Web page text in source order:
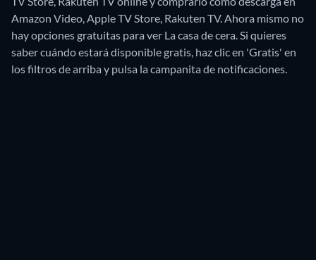
Amazon Video, Apple TV Store, Rakuten TV.Ahora mismo no
hay opciones gratuitas para ver La casa de cera. Si quieres
saber cuándo estará disponible gratis, haz clic en 'Gratis' en
los filtros de arriba y pulsa la campanita de notificaciones.